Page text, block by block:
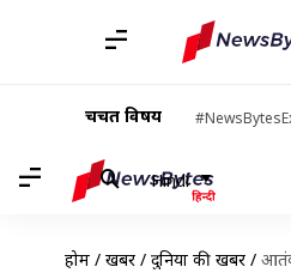
चर्चित विषय
Hindi
होम / खबरें / दुनिया की खबरें /